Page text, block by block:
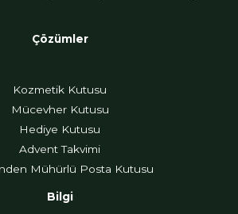
Çözümler
Kozmetik Kutusu
Mücevher Kutusu
Hediye Kutusu
Advent Takvimi
Mühürlü Posta Kutusu
Bilgi